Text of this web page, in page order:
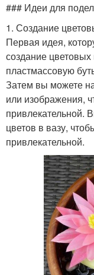
### Идеи для
1. Создание
Первая идея,
создание
пластмассовую
Затем вы можете
или изображения,
привлекательной.
цветов в вазу,
привлекательной.